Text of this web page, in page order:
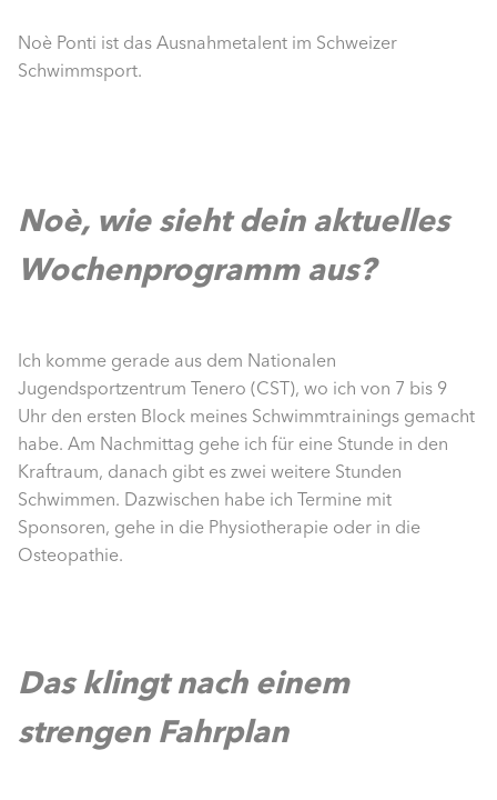
Noè Ponti ist das Ausnahmetalent im Schweizer
Schwimmsport.
Noè, wie sieht dein aktuelles
Wochenprogramm aus?
Ich komme gerade aus dem Nationalen
Jugendsportzentrum Tenero (CST), wo ich von 7 bis 9
Uhr den ersten Block meines Schwimmtrainings gemacht
habe. Am Nachmittag gehe ich für eine Stunde in den
Kraftraum, danach gibt es zwei weitere Stunden
Schwimmen. Dazwischen habe ich Termine mit
Sponsoren, gehe in die Physiotherapie oder in die
Osteopathie.
Das klingt nach einem
strengen Fahrplan